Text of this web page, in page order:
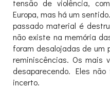
tensão de violência,
Europa, mas há um
passado material é
não existe na memória
foram desalojadas de um
reminiscências. Os mais
desaparecendo. Eles
incerto.